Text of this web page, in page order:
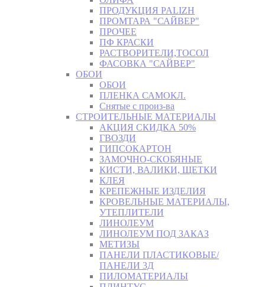
ПРОДУКЦИЯ PALIZH
ПРОМТАРА "САЙВЕР"
ПРОЧЕЕ
ПФ КРАСКИ
РАСТВОРИТЕЛИ,ТОСОЛ
ФАСОВКА "САЙВЕР"
ОБОИ
ОБОИ
ПЛЕНКА САМОКЛ.
Снятые с произ-ва
СТРОИТЕЛЬНЫЕ МАТЕРИАЛЫ
АКЦИЯ СКИДКА 50%
ГВОЗДИ
ГИПСОКАРТОН
ЗАМОЧНО-СКОБЯНЫЕ
КИСТИ, ВАЛИКИ, ЩЕТКИ
КЛЕЯ
КРЕПЕЖНЫЕ ИЗДЕЛИЯ
КРОВЕЛЬНЫЕ МАТЕРИАЛЫ,
УТЕПЛИТЕЛИ
ЛИНОЛЕУМ
ЛИНОЛЕУМ ПОД ЗАКАЗ
МЕТИЗЫ
ПАНЕЛИ ПЛАСТИКОВЫЕ/
ПАНЕЛИ 3Д
ПИЛОМАТЕРИАЛЫ